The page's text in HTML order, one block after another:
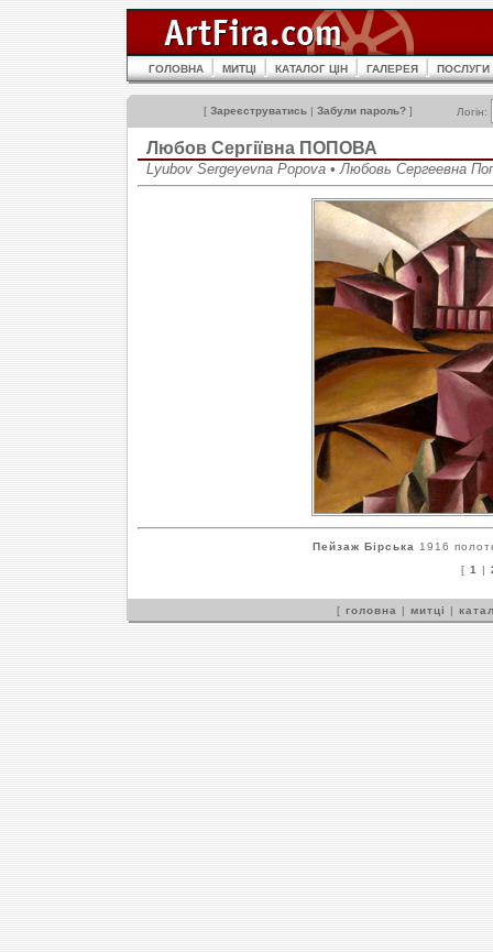
ГОЛОВНА МИТЦІ КАТАЛОГ ЦІН ГАЛЕРЕЯ ПОСЛУГИ
[ Зареєструватись | Забули пароль? ] Логін:
Любов Сергіївна ПОПОВА
Lyubov Sergeyevna Popova • Любовь Сергеевна
Пейзаж Бірська
1916
[ 1 |
[ головна | митці |